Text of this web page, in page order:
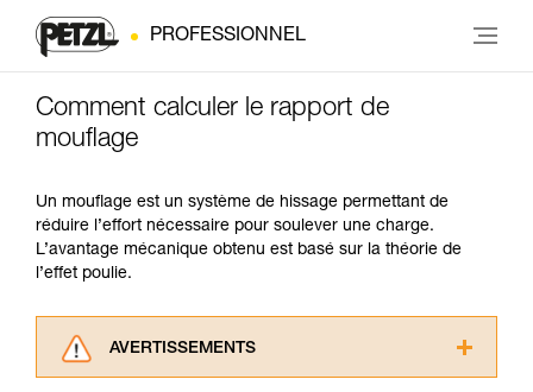
PROFESSIONNEL
Comment calculer le rapport de
mouflage
Un mouflage est un système de hissage permettant de
réduire l’effort nécessaire pour soulever une charge.
L’avantage mécanique obtenu est basé sur la théorie de
l’effet poulie.
AVERTISSEMENTS